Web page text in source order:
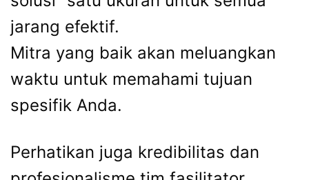
jarang efektif.
Mitra yang baik akan meluangkan
waktu untuk memahami tujuan
spesifik Anda.
Perhatikan juga kredibilitas dan